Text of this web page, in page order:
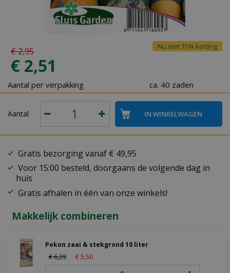
€2,95
€ 2,51
Nu met 15% korting
Aantal per verpakking ca. 40 zaden
Aantal
Gratis bezorging vanaf € 49,95
Voor 15:00 besteld, doorgaans de volgende dag in
huis
Gratis afhalen in één van onze winkels!
Makkelijk combineren
Pokon zaai & stekgrond 10 liter
€6,29 €5 50